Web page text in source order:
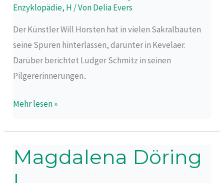
Enzyklopädie, H / VonDelia Evers
Der Künstler Will Horsten hat in vielen Sakralbauten
seine Spuren hinterlassen, darunter in Kevelaer.
Darüber berichtet Ludger Schmitz in seinen
Pilgererinnerungen..
Mehr lesen »
Magdalena Döring
Magdalena
Döring